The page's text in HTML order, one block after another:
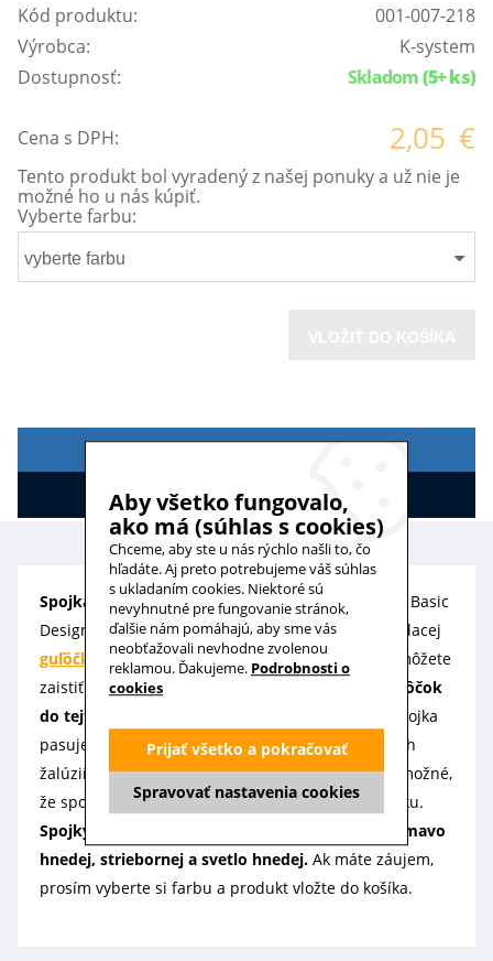
Kód produktu:
001-007-218
Výrobca:
K-system
Dostupnosť:
Skladom(5+ ks)
Cena s DPH: 2,05 €
Tento produkt bol vyradený z našej ponuky a už nie je
možné ho u nás kúpiť.
Vyberte farbu:
vyberte farbu
POPIS
HODNOTENIE
Spojka guľôčkovej šnúrynahorizontálne žalúzie
Basic
Design od značky K-system slúži na spojenie ovládacej
guľôčkovej retiazky. Spojenie retiazky či šnúrky môžete
zaistiť prostredníctvom
zatlačenia koncových guľôčok
do tejto spojky.
Pred objednaním sa uistite, že spojka
pasuje na ovládaciu retiazku vašich horizontálnych
žalúzií, ak totiž máte žalúzie od iného výrobcu je možné,
že spojka nebude sedieť na vašu ovládaciu retiazku.
Spojky ponúkame po 5 kusoch vo farbe bielej, tmavo
hnedej, striebornej a svetlo hnedej. Ak máte záujem,
prosím vyberte si farbu a produkt vložte do košíka.
Aby všetko fungovalo,
ako má (súhlas s cookies)
Chceme, aby ste u nás rýchlo našli to, čo
hľadáte. Aj preto potrebujeme váš súhlas
s ukladaním cookies. Niektoré sú
nevyhnutné pre fungovanie stránok,
ďalšie nám pomáhajú, aby sme vás
neobťažovali nevhodne zvolenou
reklamou. Ďakujeme. Podrobnosti o
cookies
Spravovať nastavenia cookies
Prijať všetko a pokračovať